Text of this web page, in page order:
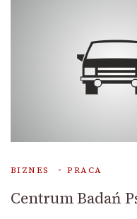
BIZNES PRACA
Centrum Badań